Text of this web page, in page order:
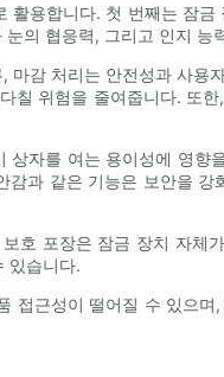
용합니다. 첫 번째는 잠
의 협응력, 그리고 인지 능
감 처리는 안전성과 사
위험을 줄여줍니다. 또
자를 여는 용이성에 영
과 같은 기능은 보안을
호 포장은 잠금 장치 자체
있습니다.
근성이 떨어질 수 있으